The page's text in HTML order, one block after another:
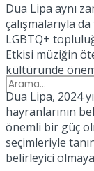
Dua Lipa aynı
çalışmalarıyla
LGBTQ+
Etkisi müziğin
kültüründe
Dua Lipa, 2024
hayranlarının
önemli bir güç
seçimleriyle
belirleyici